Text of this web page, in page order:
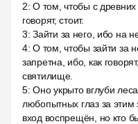
2:О том, чтобы с древних
говорят, стоит.
3:Зайти за него, ибо на
4:О том, чтобы зайти за
запретна, ибо, как
святилище.
5:Оно укрыто вглуби
любопытных глаз за этим
вход воспрещён, но кто